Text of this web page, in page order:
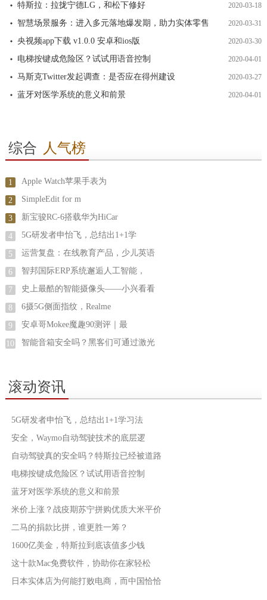
特斯拉：拉拢宁德LG，和松下修好 2020-03-18
智慧场景服务：进入多元落地爆发期，助力实体零售 2020-03-31
央视频app下载 v1.0.0 安卓和ios版 2020-03-30
电梯按键成危险区？试试用语音控制 2020-04-01
马斯克Twitter发起调查：是否应在得州建设 2020-03-27
蓝牙对医学系统的意义和前景 2020-04-01
综合 人气榜
1 Apple Watch苹果手表为
2 SimpleEdit for m
3 新宝骏RC-6搭载华为HiCar
4 5G研发者申怡飞，总结出1+1学
5 运营复盘：在线教育产品，少儿英语
6 智邦国际ERP系统邂逅人工智能，
7 史上最酷的智能摄像头——小兴看看
8 6摄5G侧面指纹，Realme
9 安卓哥Mokee魔趣90测评｜最
10 智能音箱安全吗？黑客们可通过激光
滚动资讯
5G研发者申怡飞，总结出1+1学习法
安全，Waymo自动驾驶技术的底层逻
自动驾驶真的安全吗？特斯拉已经被道路
电梯按键成危险区？试试用语音控制
蓝牙对医学系统的意义和前景
米价上涨？战疫期苏宁拼购优质大米平价
二马的捐款比拼，谁更胜一筹？
1600亿美金，特斯拉到底该值多少钱
这十款Mac免费软件，协助你在家轻松
日本实体店为何能打败电商，而中国恰恰